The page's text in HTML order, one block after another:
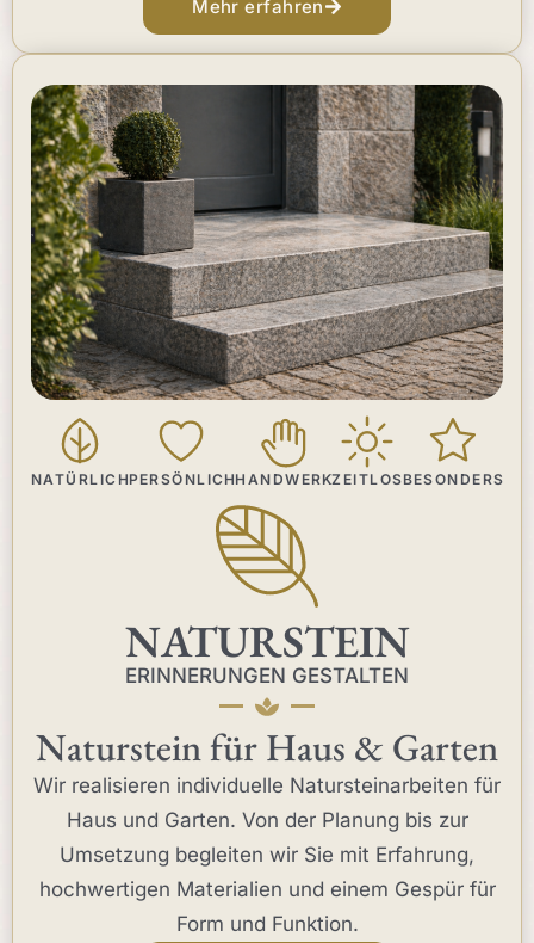
Mehr erfahren
NATURSTEIN
ERINNERUNGEN GESTALTEN
Naturstein für Haus & Garten
Wir realisieren individuelle Natursteinarbeiten für
Haus und Garten. Von der Planung bis zur
Umsetzung begleiten wir Sie mit Erfahrung,
hochwertigen Materialien und einem Gespür für
Form und Funktion.
NATÜRLICHPERSÖNLICHHANDWERKZEITLOSBESONDERS